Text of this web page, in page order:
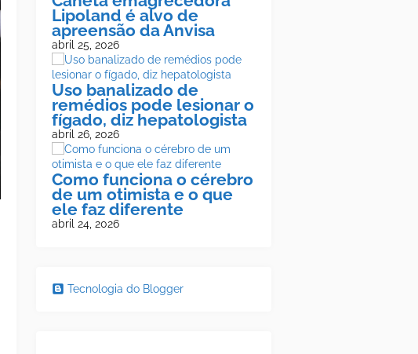
Lipoland é alvo de
apreensão da Anvisa
abril 25, 2026
Uso banalizado de
remédios pode lesionar o
fígado, diz hepatologista
abril 26, 2026
Como funciona o cérebro
de um otimista e o que
ele faz diferente
abril 24, 2026
Tecnologia do Blogger